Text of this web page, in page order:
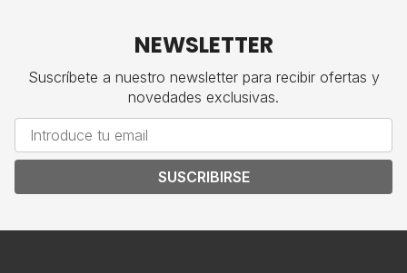
NEWSLETTER
Suscríbete a nuestro newsletter para recibir ofertas y
novedades exclusivas.
SUSCRIBIRSE